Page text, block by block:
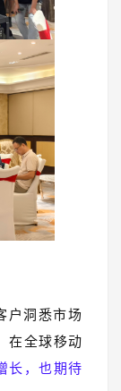
户洞悉市场
在全球移动
长，也期待